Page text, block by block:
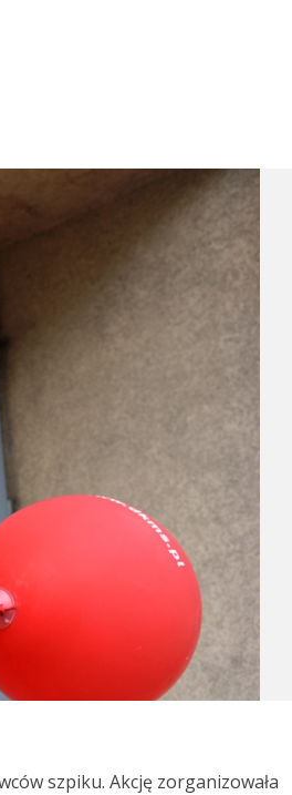
szpiku. Akcję zorganizowała